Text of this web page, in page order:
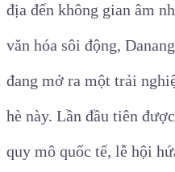
địa đến không gian âm
văn hóa sôi động,
đang mở ra một trải
hè này. Lần đầu tiên
quy mô quốc tế, lễ hội